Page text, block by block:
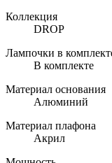
Коллекция
DROP
Лампочки в
В комплекте
Материал основания
Алюминий
Материал плафона
Акрил